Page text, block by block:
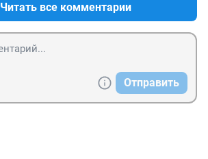
Читать все комментарии
Отправить